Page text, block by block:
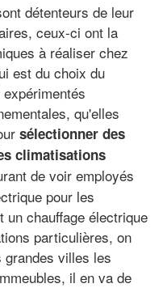
détenteurs de leur
ceux-ci ont la
à réaliser chez
est du choix du
qu'elles
sélectionner des
climatisations
de voir employés
pour les
chauffage électrique
particulières, on
grandes villes les
il en va de